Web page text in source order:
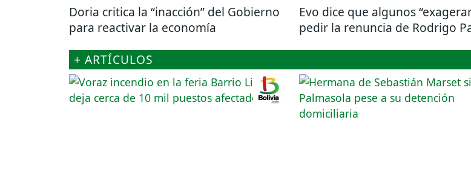
Doria critica la “inacción” del Gobierno
para reactivar la economía
Evo dice que algunos
pedir la renuncia de Rodrigo
+ ARTÍCULOS